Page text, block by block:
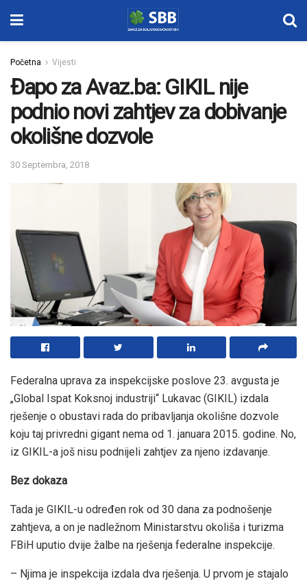
Početna Vijesti
Đapo za Avaz.ba: GIKIL nije
podnio novi zahtjev za dobivanje
okolišne dozvole
30 Septembra, 2018
Federalna uprava za inspekcijske poslove 23. avgusta je
„Global Ispat Koksnoj industriji“ Lukavac (GIKIL) izdala
rješenje o obustavi rada do pribavljanja okolišne dozvole
koju taj privredni gigant nema od 1. januara 2015. godine. No,
iz GIKIL-a još nisu podnijeli zahtjev za njeno izdavanje.
Bez dokaza
Tada je GIKIL-u određen rok od 30 dana za podnošenje
zahtjeva, a on je nadležnom Ministarstvu okoliša i turizma
FBiH uputio dvije žalbe na rješenja federalne inspekcije.
– Njima je inspekcija izdala dva rješenja. U prvom je stajalo